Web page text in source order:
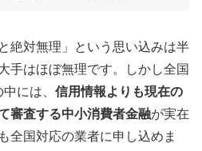
絶対無理」という思い込みは半
手はほぼ無理です。しかし全国
には、 信用情報よりも現在の
審査する中小消費者金融が実在
全国対応の業者に申し込めま